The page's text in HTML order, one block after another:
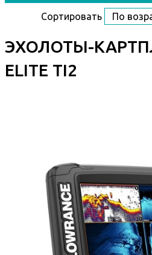
Сортировать
ЭХОЛОТЫ-
ELITE TI2